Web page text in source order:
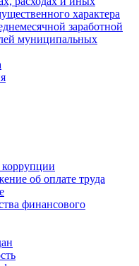
характера
заработной
муниципальных
об оплате труда
финансового